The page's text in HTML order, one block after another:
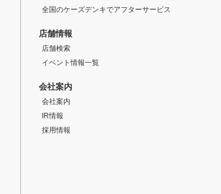
全国のケーズデンキでアフターサービス
店舗情報
店舗検索
イベント情報一覧
会社案内
会社案内
IR情報
採用情報